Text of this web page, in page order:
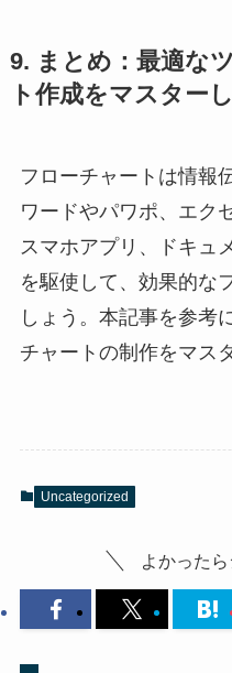
9. まとめ：最適な
ト作成をマスター
フローチャートは情報
ワードやパワポ、エク
スマホアプリ、ドキュ
を駆使して、効果的な
しょう。本記事を参考
チャートの制作をマス
Uncategorized
よかったら